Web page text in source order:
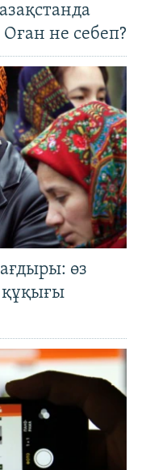
не себеп?
өз
құқығы